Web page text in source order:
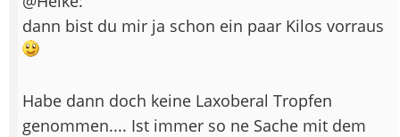
dann bist du mir ja schon ein paar Kilos vorraus
Habe dann doch keine Laxoberal Tropfen
genommen.... Ist immer so ne Sache mit dem